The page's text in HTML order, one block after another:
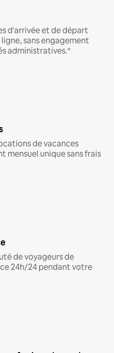
d'arrivée et de départ
sans engagement
administratives.*
de vacances
mensuel unique sans frais
de voyageurs de
24h/24 pendant votre